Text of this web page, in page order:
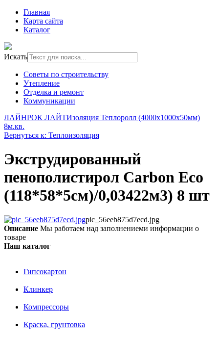
Главная
Карта сайта
Каталог
Искать
Советы по строительству
Утепление
Отделка и ремонт
Коммуникации
ЛАЙНРОК ЛАЙТИзоляция Теплоролл (4000х1000х50мм)
8м.кв.
Вернуться к: Теплоизоляция
Экструдированный
пенополистирол Carbon Eco
(118*58*5см)/0,03422м3) 8 шт
pic_56eeb875d7ecd.jpg
Описание Мы работаем над заполнениеми информации о
товаре
Наш каталог
Гипсокартон
Клинкер
Компрессоры
Краска, грунтовка